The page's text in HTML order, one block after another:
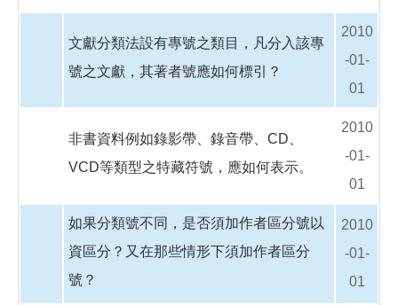
文獻分類法設有專號之類目，凡分入該專
號之文獻，其著者號應如何標引？
2010
-01-
01
非書資料例如錄影帶、錄音帶、CD、
VCD等類型之特藏符號，應如何表示。
2010
-01-
01
如果分類號不同，是否須加作者區分號以
資區分？又在那些情形下須加作者區分
號？
2010
-01-
01